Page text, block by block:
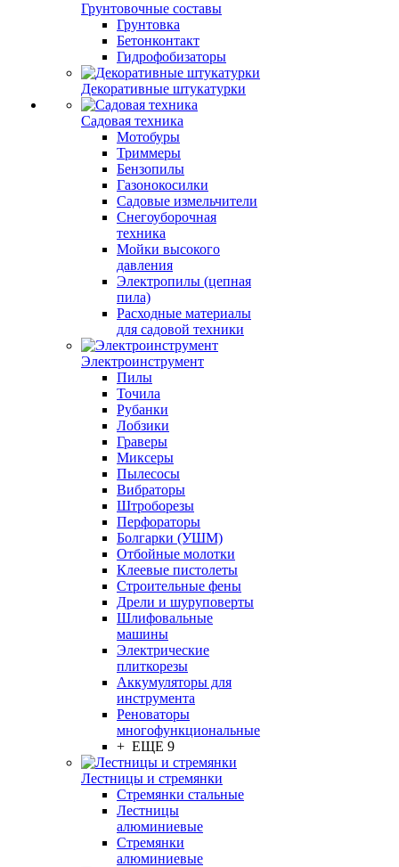
Грунтовочные составы
Грунтовка
Бетонконтакт
Гидрофобизаторы
Декоративные штукатурки
Садовая техника
Мотобуры
Триммеры
Бензопилы
Газонокосилки
Садовые измельчители
Снегоуборочная
техника
Мойки высокого
давления
Электропилы (цепная
пила)
Расходные материалы
для садовой техники
Электроинструмент
Пилы
Точила
Рубанки
Лобзики
Граверы
Миксеры
Пылесосы
Вибраторы
Штроборезы
Перфораторы
Болгарки (УШМ)
Отбойные молотки
Клеевые пистолеты
Строительные фены
Дрели и шуруповерты
Шлифовальные
машины
Электрические
плиткорезы
Аккумуляторы для
инструмента
Реноваторы
многофункциональные
+ ЕЩЕ 9
Лестницы и стремянки
Стремянки стальные
Лестницы
алюминиевые
Стремянки
алюминиевые